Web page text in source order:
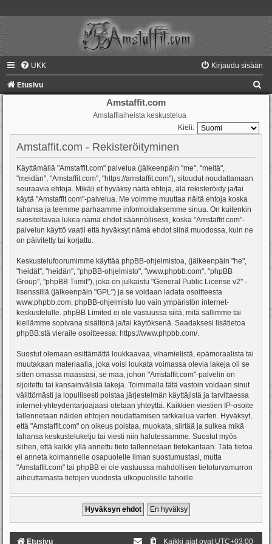
UKK Kirjaudu sisään
Etusivu
Amstaffit.com
Amstaffiaiheista keskustelua
Kieli:
Amstaffit.com - Rekisteröityminen
Käyttämällä "Amstaffit.com" palvelua (jälkeenpäin "me", "meitä",
"meidän", "Amstaffit.com", "https://amstaffit.com"), sitoudut noudattamaan
seuraavia ehtoja. Mikäli et hyväksy näitä ehtoja, älä rekisteröidy ja/tai
käytä "Amstaffit.com"-palvelua. Me voimme muuttaa näitä ehtoja koska
tahansa ja teemme parhaamme informoidaksemme sinua. On kuitenkin
suositeltavaa lukea nämä ehdot säännöllisesti, koska "Amstaffit.com"-
palvelun käyttö vaatii että hyväksyt nämä ehdot siinä muodossa, kuin ne
on päivitetty tai korjattu.
Keskustelufoorumimme käyttää phpBB-ohjelmistoa, (jälkeenpäin "he",
"heidät", "heidän", "phpBB-ohjelmisto", "www.phpbb.com", "phpBB
Group", "phpBB Tiimit"), joka on julkaistu "General Public License v2" -
lisenssillä (jälkeenpäin "GPL") ja se voidaan ladata osoitteesta
www.phpbb.com. phpBB-ohjelmisto luo vain ympäristön internet-
keskustelulle. phpBB Limited ei ole vastuussa siitä, mitä sallimme tai
kiellämme sopivana sisältönä ja/tai käytöksenä. Saadaksesi lisätietoa
phpBB:stä vieraile osoitteessa: https://www.phpbb.com/.
Suostut olemaan esittämättä loukkaavaa, vihamielistä, epämoraalista tai
muutakaan materiaalia, joka voisi loukata voimassa olevia lakeja oli se
sitten omassa maassasi, se maa, johon "Amstaffit.com"-palvelin on
sijoitettu tai kansainvälisiä lakeja. Toimimalla tätä vastoin voidaan sinut
välittömästi ja lopullisesti poistaa järjestelmän käyttäjistä ja tarvittaessa
internet-yhteydentarjoajaasi otetaan yhteyttä. Kaikkien viestien IP-osoite
tallennetaan näiden ehtojen noudattamisen tarkkailua varten. Hyväksyt,
että "Amstaffit.com" on oikeus poistaa, muokata, siirtää ja sulkea mikä
tahansa keskusteluketju tai viesti niin halutessamme. Suostut myös
siihen, että kaikki yllä annettu tieto tallennetaan tietokantaan. Tätä tietoa
ei anneta kolmannelle osapuolelle ilman suostumustasi, mutta
"Amstaffit.com" tai phpBB ei ole vastuussa mahdollisen tietoturvamurron
aiheuttamasta tietojen vuodosta ulkopuolisille tahoille.
Etusivu Kaikki ajat ovat UTC+03:00